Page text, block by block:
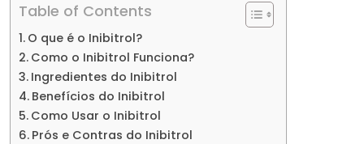
Table of Contents
O que é o Inibitrol?
Como o Inibitrol Funciona?
Ingredientes do Inibitrol
Benefícios do Inibitrol
Como Usar o Inibitrol
Prós e Contras do Inibitrol